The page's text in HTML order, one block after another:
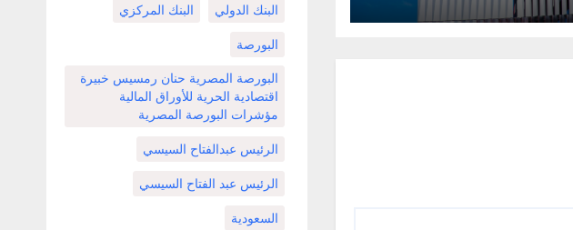
البنك الدولي البنك المركزي
البورصة
البورصة المصرية حنان رمسيس خبيرة
اقتصادية الحرية للأوراق المالية
مؤشرات البورصة المصرية
الرئيس عبدالفتاح السيسي
الرئيس عبد الفتاح السيسي
السعودية